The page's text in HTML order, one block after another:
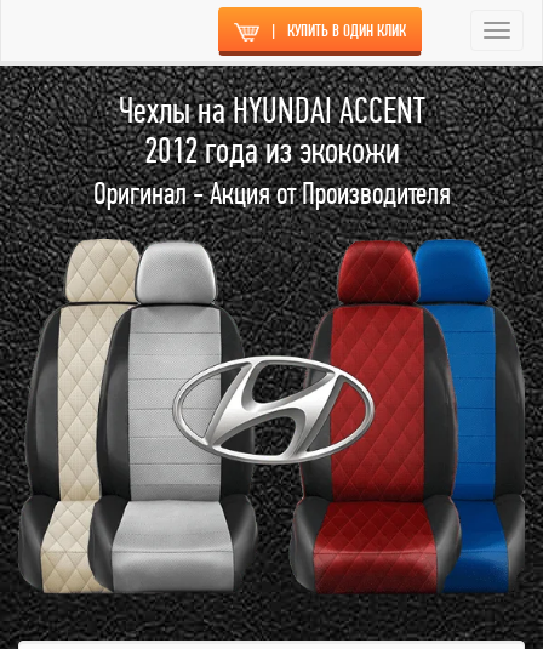
| КУПИТЬ В ОДИН КЛИК
Чехлы на HYUNDAI ACCENT
2012 года из экокожи
Оригинал - Акция от Производителя